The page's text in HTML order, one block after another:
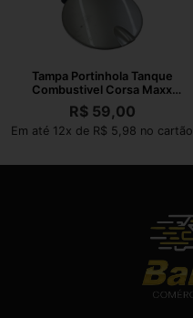
Tampa Portinhola Tanque
Combustivel Corsa Maxx
2004 A 2012
R$59,00
Em até 12x de R$ 5,98 no cartão